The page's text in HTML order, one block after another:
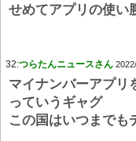
せめてアプリの使い
32:つらたんニュースさん
マイナンバーアプリ
っていうギャグ
この国はいつまでも